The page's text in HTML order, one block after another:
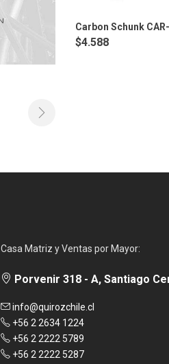
Carbon Schunk
$4.588
Casa Matriz y Ventas por Mayor:
Porvenir 318 - A, Santiago
info@quirozchile.cl
+56 2 2634 1224
+56 2 2222 5789
+56 2 2222 5287